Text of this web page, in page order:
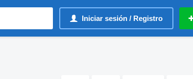
Iniciar sesión / Registro